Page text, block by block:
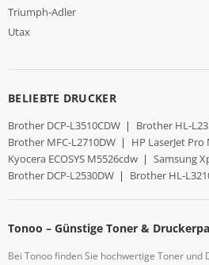
Triumph-Adler
Utax
BELIEBTE DRUCKER
Brother DCP-L3510CDW | Brother HL-
Brother MFC-L2710DW | HP LaserJet Pro
Kyocera ECOSYS M5526cdw | Samsung
Brother DCP-L2530DW | Brother HL-
Tonoo – Günstige Toner &
Bei Tonoo finden Sie hochwertige Toner